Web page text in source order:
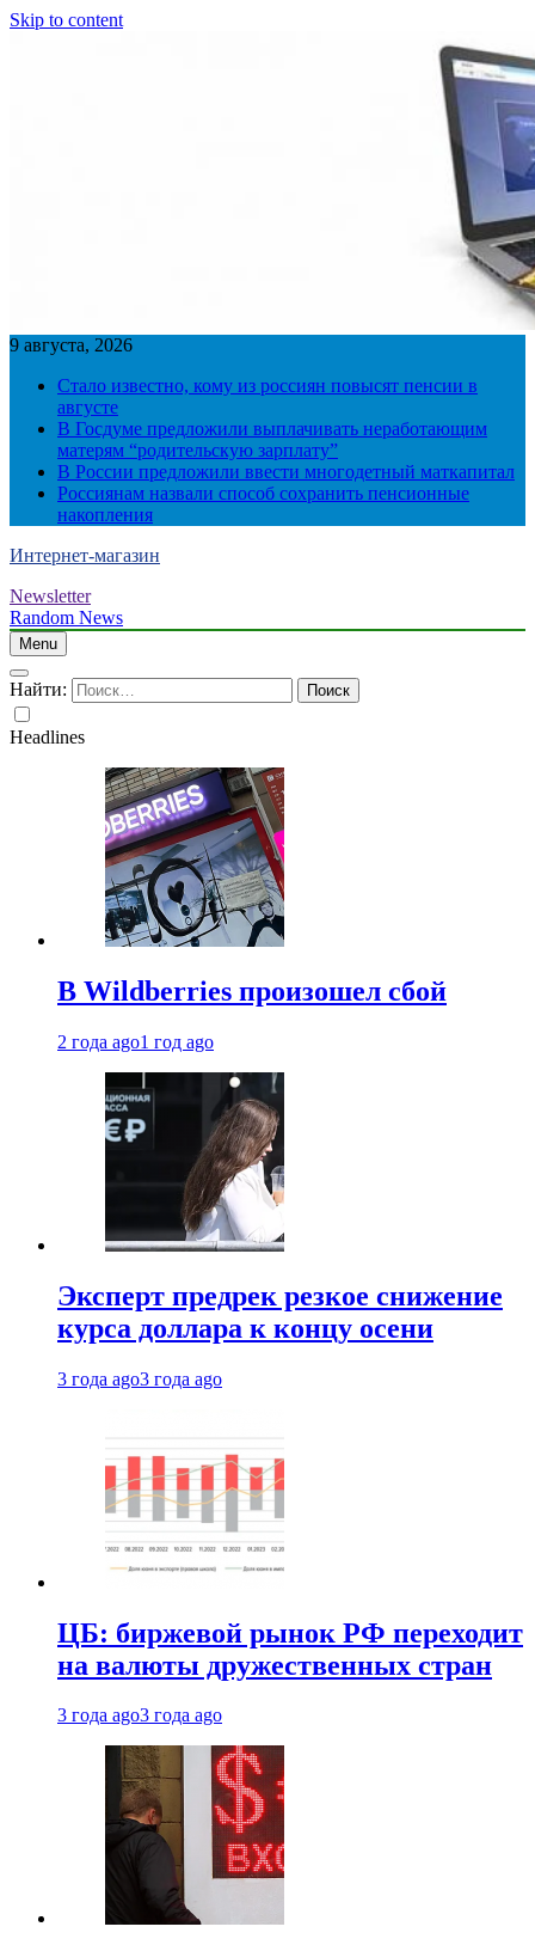
Skip to content
9 августа, 2026
Стало известно, кому из россиян повысят пенсии в
августе
В Госдуме предложили выплачивать неработающим
матерям “родительскую зарплату”
В России предложили ввести многодетный маткапитал
Россиянам назвали способ сохранить пенсионные
накопления
Интернет-магазин
Newsletter
Random News
Menu
Найти:
Headlines
В Wildberries произошел сбой
2 года ago1 год ago
Эксперт предрек резкое снижение
курса доллара к концу осени
3 года ago3 года ago
ЦБ: биржевой рынок РФ переходит
на валюты дружественных стран
3 года ago3 года ago